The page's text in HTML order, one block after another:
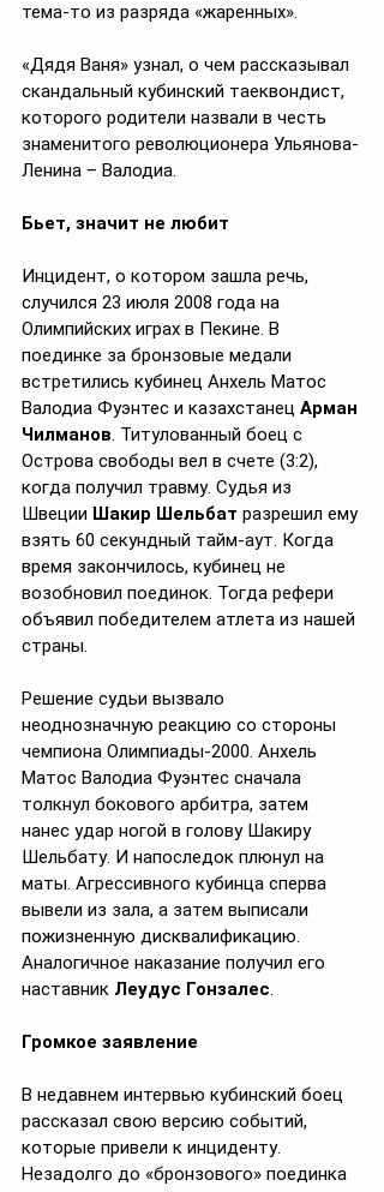
тема-то из разряда «жаренных».
«Дядя Ваня» узнал, о чем рассказывал
скандальный кубинский таеквондист,
которого родители назвали в честь
знаменитого революционера Ульянова-
Ленина – Валодиа.
Бьет, значит не любит
Инцидент, о котором зашла речь,
случился 23 июля 2008 года на
Олимпийских играх в Пекине. В
поединке за бронзовые медали
встретились кубинец Анхель Матос
Валодиа Фуэнтес и казахстанец Арман
Чилманов. Титулованный боец с
Острова свободы вел в счете (3:2),
когда получил травму. Судья из
Швеции Шакир Шельбат разрешил ему
взять 60 секундный тайм-аут. Когда
время закончилось, кубинец не
возобновил поединок. Тогда рефери
объявил победителем атлета из нашей
страны.
Решение судьи вызвало
неоднозначную реакцию со стороны
чемпиона Олимпиады-2000. Анхель
Матос Валодиа Фуэнтес сначала
толкнул бокового арбитра, затем
нанес удар ногой в голову Шакиру
Шельбату. И напоследок плюнул на
маты. Агрессивного кубинца сперва
вывели из зала, а затем выписали
пожизненную дисквалификацию.
Аналогичное наказание получил его
наставник Леудус Гонзалес.
Громкое заявление
В недавнем интервью кубинский боец
рассказал свою версию событий,
которые привели к инциденту.
Незадолго до «бронзового» поединка